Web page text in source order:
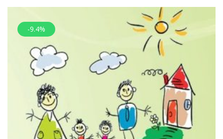
-9.4%